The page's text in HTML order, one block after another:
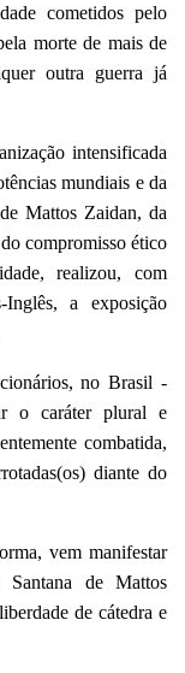
cometidos pelo
morte de mais de
outra guerra já
intensificada
mundiais e da
Mattos Zaidan, da
compromisso ético
realizou, com
Inglês, a exposição
no Brasil -
o caráter plural e
combatida,
diante do
vem manifestar
Santana de Mattos
de cátedra e